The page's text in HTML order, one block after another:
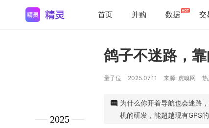
首页 并购 数据 交
2025
鸽子不迷路，
量子位 2025.07.11 来源: 虎嗅网
为什么你开着导航也会迷路
机的研发，能超越现有GPS